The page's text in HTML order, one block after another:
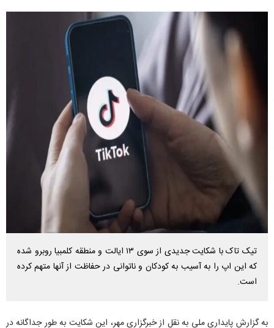
تیک تاک با شکایت جدیدی از سوی ۱۳ ایالت و منطقه کلمبیا روبرو شده
که این اپ را به آسیب به کودکان و ناتوانی در حفاظت از آنها متهم کرده
است.
به گزارش پایداری ملی به نقل از خبرگزاری مهر، این شکایت به طور جداگانه در